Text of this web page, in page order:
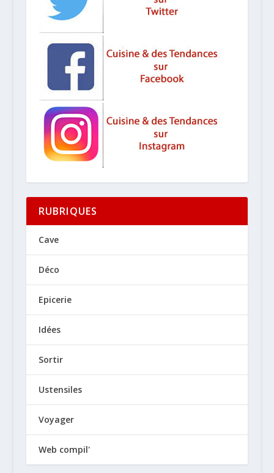
RUBRIQUES
Cave
Déco
Epicerie
Idées
Sortir
Ustensiles
Voyager
Web compil'